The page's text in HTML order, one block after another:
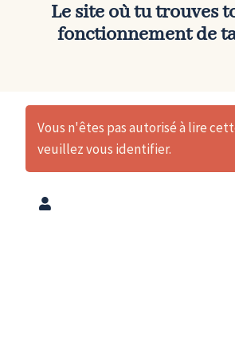
Le site où tu trouves
fonctionnement de
Vous n'êtes pas autorisé à lire
veuillez vous identifier.